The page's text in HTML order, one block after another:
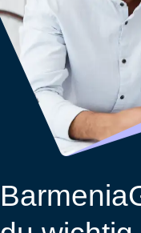
Zur
Zur
Zur
Zur
Zur
Zur
Zur
Zur
Gruppenunfall
Betriebe
Gruppenunfall
Vereine
Zur